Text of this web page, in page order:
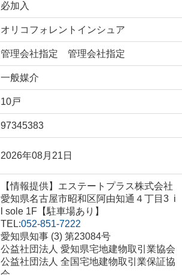
必加入
オリコフォレントインシュア
管理会社指定 管理会社指定
一般媒介
10戸
97345383
2026年08月21日
【情報提供】エステートプラス株式会社
愛知県名古屋市昭和区阿由知通４丁目3 i
l sole 1F【駐車場あり】
TEL:052-851-7222
愛知県知事 (3) 第23084号
公益社団法人 愛知県宅地建物取引業協会
公益社団法人 全国宅地建物取引業保証協